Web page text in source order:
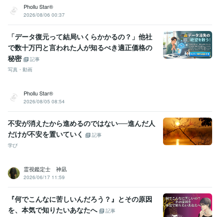
悩み相談・カウンセリング
悩み事 専門性不可
悩み相談・カウンセリング 「性同一性障害」に関する体験談
性同一性障害
Phollu Star®
2026/08/06 00:37
「データ復元って結局いくらかかるの？」他社
で数十万円と言われた人が知るべき適正価格の
秘密
記事
写真・動画
Phollu Star®
2026/08/05 08:54
不安が消えたから進めるのではない──進んだ人
だけが不安を置いていく
記事
学び
霊視鑑定士 神凪
2026/06/17 11:59
『何でこんなに苦しいんだろう？』とその原因
を、本気で知りたいあなたへ
記事